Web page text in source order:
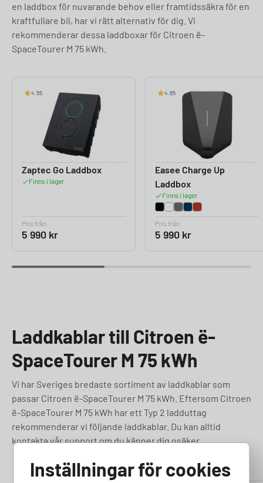
en laddbox för nuvarande behov eller framtidssäkra för en
kraftfullare bil, har vi rätt alternativ för dig. Vi
rekommenderar dessa laddboxar för Citroen ë-
SpaceTourer M 75 kWh.
4.55
Zaptec Go Laddbox
Finns i lager
Pris från
5 990 kr
4.65
Easee Charge Up
Laddbox
Finns i lager
Pris från
5 990 kr
Laddkablar till Citroen ë-
SpaceTourer M 75 kWh
Vi har Sveriges bredaste sortiment av laddkablar som
passar Citroen ë-SpaceTourer M 75 kWh. Eftersom Citroen
ë-SpaceTourer M 75 kWh har ett Typ 2 ladduttag
rekommenderar vi följande laddkablar. Du kan alltid
kontakta vår support om du känner dig osäker.
Inställningar för cookies